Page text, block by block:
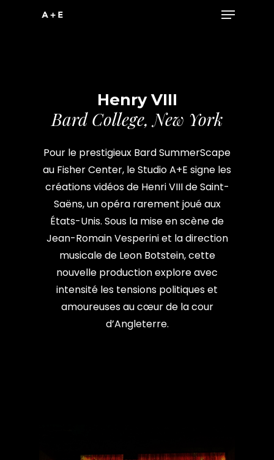
Menu
Henry VIII
Bard College, New York
Pour le prestigieux Bard SummerScape
au Fisher Center, le Studio A+E signe les
créations vidéos de Henri VIII de Saint-
Saëns, un opéra rarement joué aux
États-Unis. Sous la mise en scène de
Jean-Romain Vesperini et la direction
musicale de Leon Botstein, cette
nouvelle production explore avec
intensité les tensions politiques et
amoureuses au cœur de la cour
d’Angleterre.